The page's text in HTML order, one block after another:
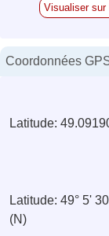
Visualiser sur
Coordonnées
Latitude:
Latitude: 49° 5'
(N)